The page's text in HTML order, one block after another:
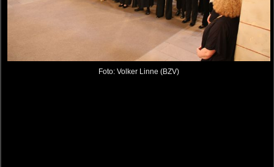
Foto: Volker Linne (BZV)